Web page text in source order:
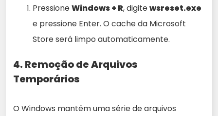
PressioneWindows + R, digitewsreset.exe
e pressione Enter. O cache da Microsoft
Store será limpo automaticamente.
4. Remoção de Arquivos
Temporários
O Windows mantém uma série de arquivos